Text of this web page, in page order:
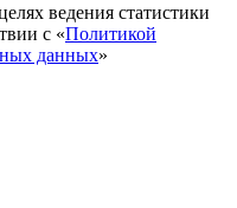
ведения статистики
с «Политикой
данных»